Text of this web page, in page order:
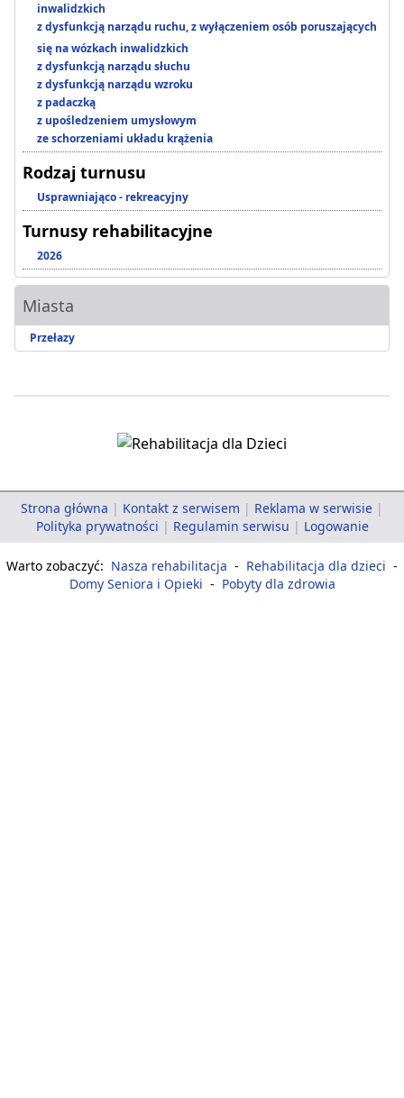
inwalidzkich
z dysfunkcją narządu ruchu, z wyłączeniem osób poruszających
się na wózkach inwalidzkich
z dysfunkcją narządu słuchu
z dysfunkcją narządu wzroku
z padaczką
z upośledzeniem umysłowym
ze schorzeniami układu krążenia
Rodzaj turnusu
Usprawniająco - rekreacyjny
Turnusy rehabilitacyjne
2026
Miasta
Przełazy
Strona główna | Kontakt z serwisem | Reklama w serwisie |
Polityka prywatności | Regulamin serwisu | Logowanie
Warto zobaczyć: Nasza rehabilitacja - Rehabilitacja dla dzieci -
Domy Seniora i Opieki - Pobyty dla zdrowia